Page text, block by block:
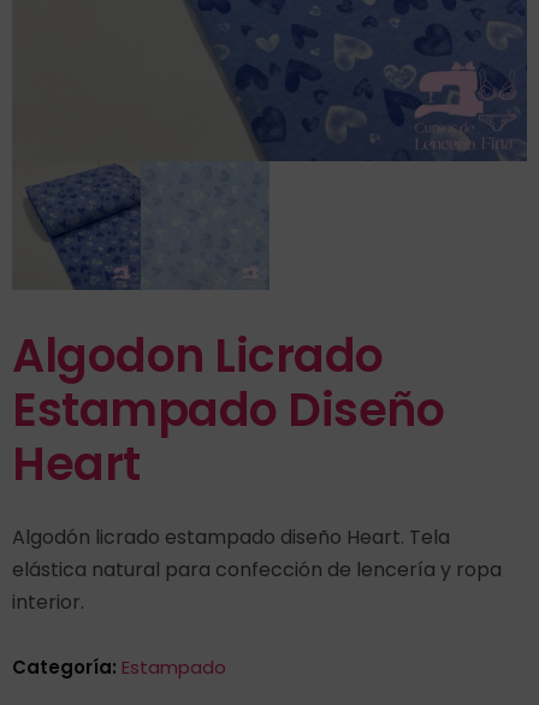
Algodon Licrado
Estampado Diseño
Heart
Algodón licrado estampado diseño Heart. Tela
elástica natural para confección de lencería y ropa
interior.
Categoría: Estampado